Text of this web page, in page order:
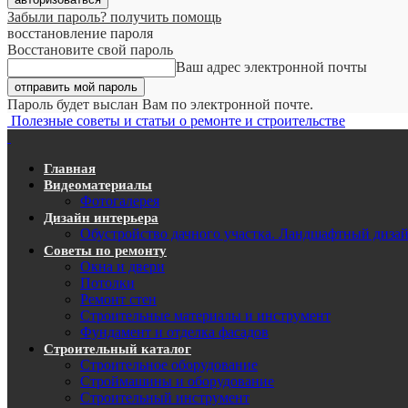
Забыли пароль? получить помощь
восстановление пароля
Восстановите свой пароль
Ваш адрес электронной почты
Пароль будет выслан Вам по электронной почте.
Полезные советы и статьи о ремонте и строительстве
Главная
Видеоматериалы
Фотогалерея
Дизайн интерьера
Обустройство дачного участка. Ландшафтный
Советы по ремонту
Окна и двери
Потолки
Ремонт стен
Строительные материалы и инструмент
Фундамент и отделка фасадов
Строительный каталог
Строительное оборудование
Строймашины и оборудование
Строительный инструмент